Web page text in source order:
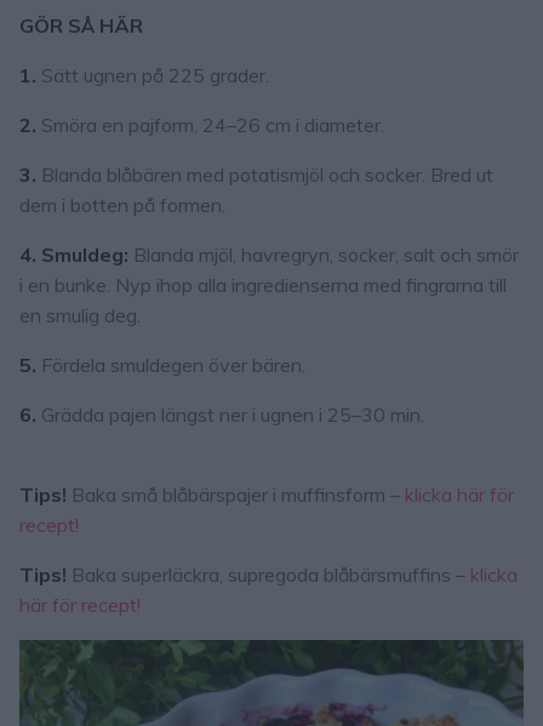
GÖR SÅ HÄR
1. Sätt ugnen på 225 grader.
2. Smöra en pajform, 24–26 cm i diameter.
3. Blanda blåbären med potatismjöl och socker. Bred ut
dem i botten på formen.
4. Smuldeg: Blanda mjöl, havregryn, socker, salt och smör
i en bunke. Nyp ihop alla ingredienserna med fingrarna till
en smulig deg.
5. Fördela smuldegen över bären.
6. Grädda pajen längst ner i ugnen i 25–30 min.
Tips! Baka små blåbärspajer i muffinsform – klicka här för
recept!
Tips! Baka superläckra, supregoda blåbärsmuffins – klicka
här för recept!